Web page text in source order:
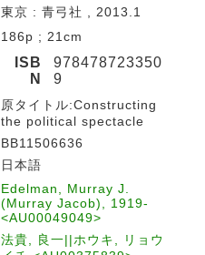
東京 : 青弓社 , 2013.1
186p ; 21cm
ISB
N
978478723350
9
原タイトル:Constructing
the political spectacle
BB11506636
日本語
Edelman, Murray J.
(Murray Jacob), 1919-
<AU00049049>
法貴, 良一||ホウキ, リョウ